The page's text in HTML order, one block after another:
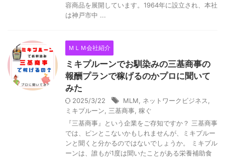
容商品を展開しています。1964年に設立され、本社
は神戸市中 ...
ＭＬＭ会社紹介
ミキプルーンでお馴染みの三基商事の
報酬プランで稼げるのかプロに聞いて
みた
2025/3/22 MLM ネットワークビジネス
ミキプルーン
三基商事 稼ぐ
『三基商事』という企業をご存知ですか？ 三基商事
では、ピンとこないかもしれませんが、ミキプルー
ンと聞くと分かるのではないでしょうか。 ミキプル
ーンは、誰もが1度は聞いたことがある栄養補助食